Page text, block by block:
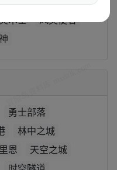
术士
风灵使者
勇士部落
林中之城
里恩
天空之城